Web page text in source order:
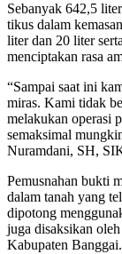
Sebanyak 642,5
tikus dalam
liter dan 20 liter
menciptakan rasa
“Sampai saat ini
miras. Kami tidak
melakukan operasi
semaksimal
Nuramdani, SH,
Pemusnahan bukti
dalam tanah yang
dipotong
juga disaksikan
Kabupaten Banggai.